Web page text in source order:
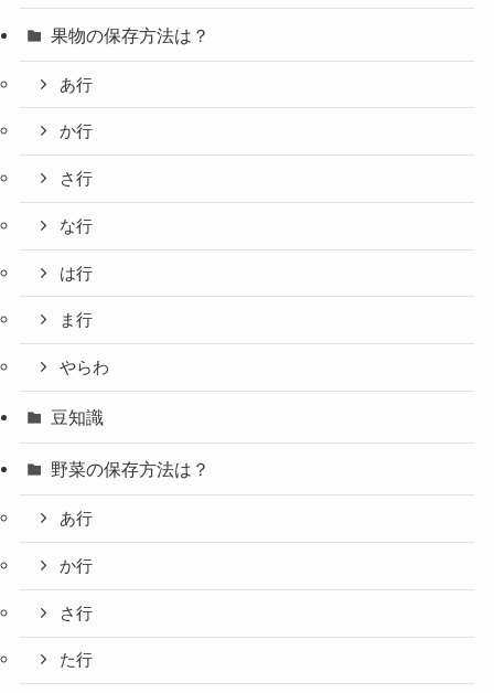
果物の保存方法は？
あ行
か行
さ行
な行
は行
ま行
やらわ
豆知識
野菜の保存方法は？
あ行
か行
さ行
た行